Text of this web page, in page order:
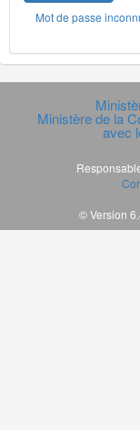
Mot de passe
Ministère de la
avec
© Version